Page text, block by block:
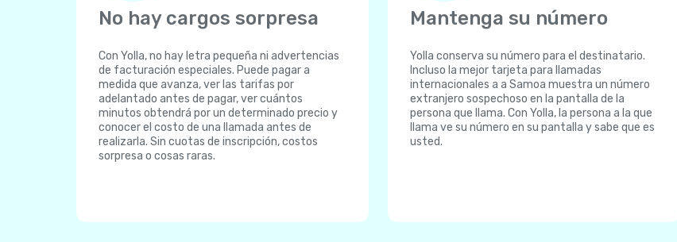
No hay cargos sorpresa
Con Yolla, no hay letra pequeña ni advertencias
de facturación especiales. Puede pagar a
medida que avanza, ver las tarifas por
adelantado antes de pagar, ver cuántos
minutos obtendrá por un determinado precio y
conocer el costo de una llamada antes de
realizarla. Sin cuotas de inscripción, costos
sorpresa o cosas raras.
Mantenga su número
Yolla conserva su número para el destinatario.
Incluso la mejor tarjeta para llamadas
internacionales a a Samoa muestra un número
extranjero sospechoso en la pantalla de la
persona que llama. Con Yolla, la persona a la que
llama ve su número en su pantalla y sabe que es
usted.